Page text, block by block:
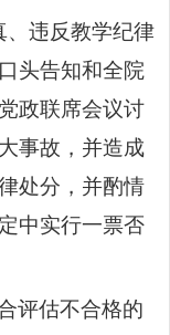
、违反教学纪律
头告知和全院
政联席会议讨
事故，并造成
处分，并酌情
中实行一票否
评估不合格的